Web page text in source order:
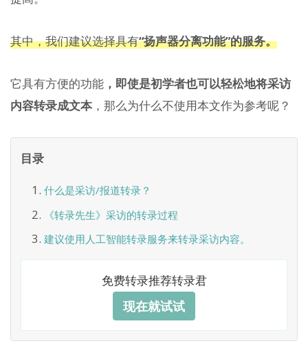
其中，我们建议选择具有“扬声器分离功能”的服务。
它具有方便的功能 ，即使是初学者也可以轻松地将采访
内容转录成文本，那么为什么不使用本文作为参考呢？
目录
什么是采访/报道转录？
《转录先生》采访的转录过程
建议使用人工智能转录服务来转录采访内容。
免费转录推荐转录君
现在就试试